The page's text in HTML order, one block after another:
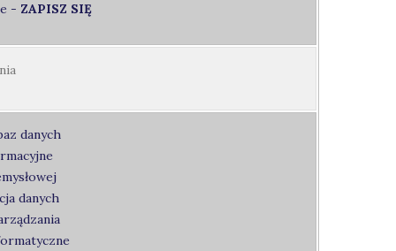
- ZAPISZ SIĘ
danych
danych